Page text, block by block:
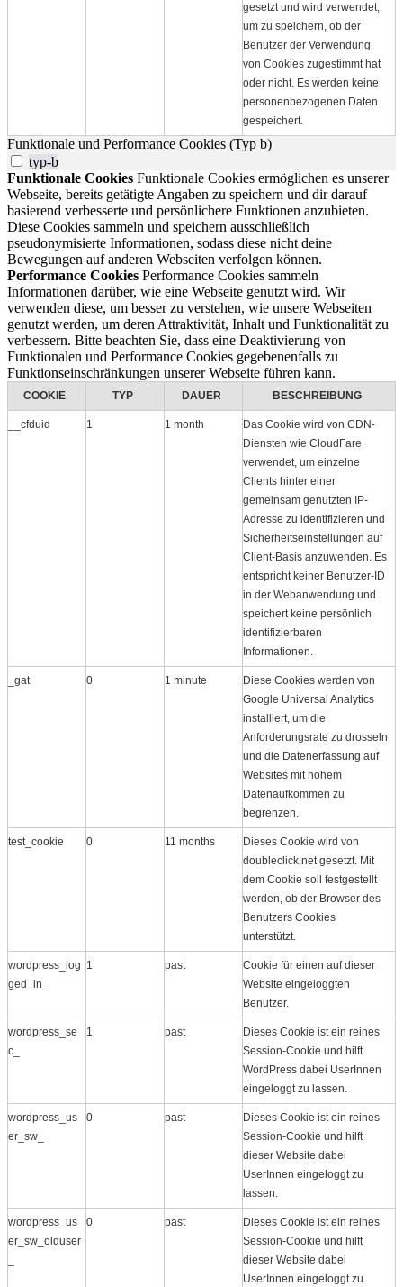
gesetzt und wird verwendet,
um zu speichern, ob der
Benutzer der Verwendung
von Cookies zugestimmt hat
oder nicht. Es werden keine
personenbezogenen Daten
gespeichert.
Funktionale und Performance Cookies (Typ b)
typ-b
Funktionale Cookies Funktionale Cookies ermöglichen es unserer
Webseite, bereits getätigte Angaben zu speichern und dir darauf
basierend verbesserte und persönlichere Funktionen anzubieten.
Diese Cookies sammeln und speichern ausschließlich
pseudonymisierte Informationen, sodass diese nicht deine
Bewegungen auf anderen Webseiten verfolgen können.
Performance Cookies Performance Cookies sammeln
Informationen darüber, wie eine Webseite genutzt wird. Wir
verwenden diese, um besser zu verstehen, wie unsere Webseiten
genutzt werden, um deren Attraktivität, Inhalt und Funktionalität zu
verbessern. Bitte beachten Sie, dass eine Deaktivierung von
Funktionalen und Performance Cookies gegebenenfalls zu
Funktionseinschränkungen unserer Webseite führen kann.
COOKIE TYP DAUER BESCHREIBUNG
__cfduid 1 1 month
Das Cookie wird von CDN-
Diensten wie CloudFare
verwendet, um einzelne
Clients hinter einer
gemeinsam genutzten IP-
Adresse zu identifizieren und
Sicherheitseinstellungen auf
Client-Basis anzuwenden. Es
entspricht keiner Benutzer-ID
in der Webanwendung und
speichert keine persönlich
identifizierbaren
Informationen.
_gat 0 1 minute
Diese Cookies werden von
Google Universal Analytics
installiert, um die
Anforderungsrate zu drosseln
und die Datenerfassung auf
Websites mit hohem
Datenaufkommen zu
begrenzen.
test_cookie 0 11 months
Dieses Cookie wird von
doubleclick.net gesetzt. Mit
dem Cookie soll festgestellt
werden, ob der Browser des
Benutzers Cookies
unterstützt.
wordpress_log
ged_in_
1 past
Cookie für einen auf dieser
Website eingeloggten
Benutzer.
wordpress_se
c_
1 past
Dieses Cookie ist ein reines
Session-Cookie und hilft
WordPress dabei UserInnen
eingeloggt zu lassen.
wordpress_us
er_sw_
0 past
Dieses Cookie ist ein reines
Session-Cookie und hilft
dieser Website dabei
UserInnen eingeloggt zu
lassen.
wordpress_us
er_sw_olduser
0 past
Dieses Cookie ist ein reines
Session-Cookie und hilft
dieser Website dabei
UserInnen eingeloggt zu